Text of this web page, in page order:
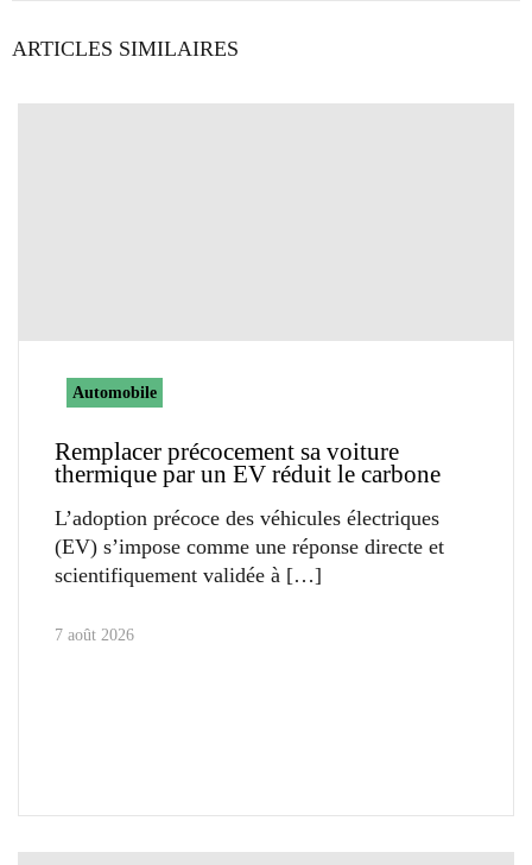
ARTICLES SIMILAIRES
Automobile
Remplacer précocement sa voiture
thermique par un EV réduit le carbone
L’adoption précoce des véhicules électriques
(EV) s’impose comme une réponse directe et
scientifiquement validée à
7 août 2026